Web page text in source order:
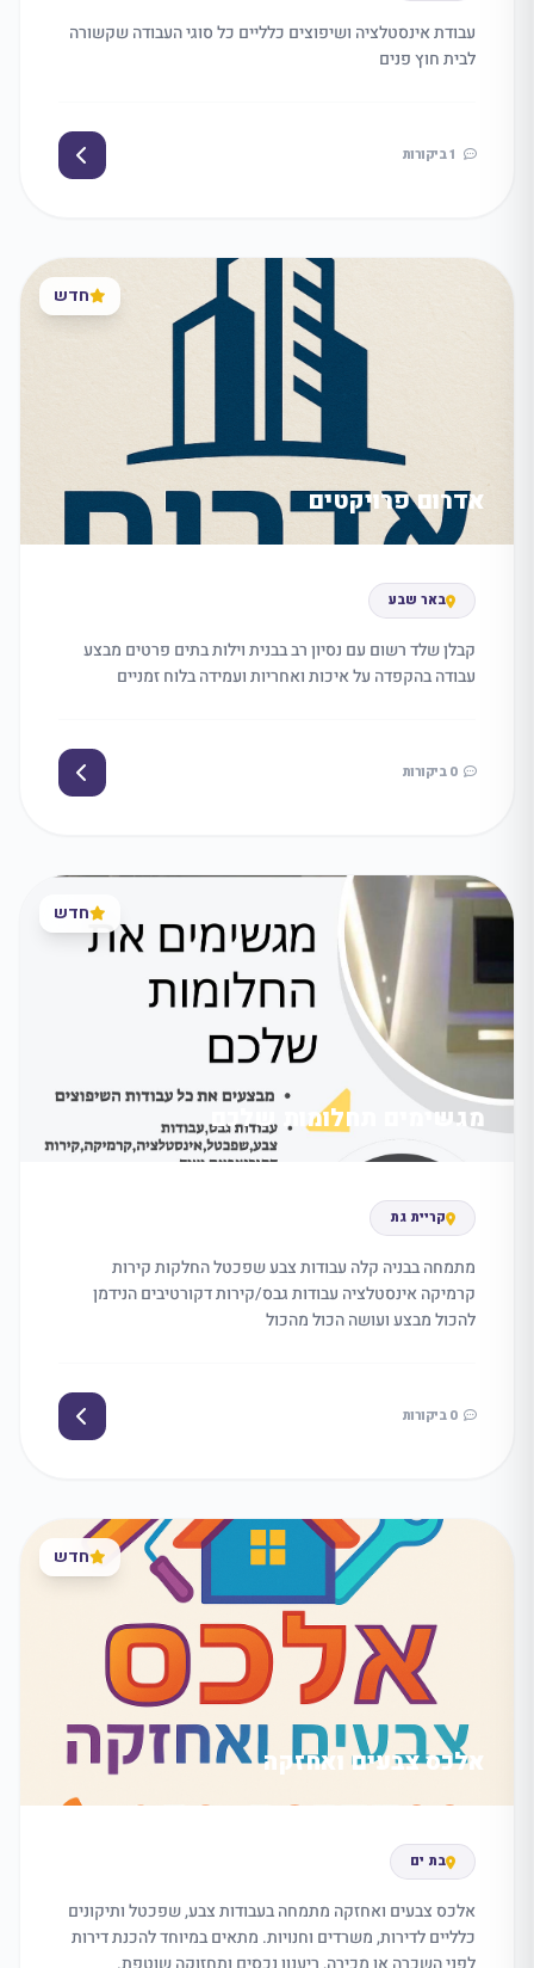
עבודת אינסטלציה ושיפוצים כלליים כל סוגי העבודה שקשורה
לבית חוץ פנים
חדש
אדרום פרויקטים
באר שבע
קבלן שלד רשום עם נסיון רב בבנית וילות בתים פרטים מבצע
עבודה בהקפדה על איכות ואחריות ועמידה בלוח זמניים
0 ביקורות
חדש
מגשימים תחלומות שלכם
קריית גת
מתמחה בבניה קלה עבודות צבע שפכטל החלקות קירות
קרמיקה אינסטלציה עבודות גבס/קירות דקורטיבים הנידמן
להכול מבצע ועושה הכול מהכול
0 ביקורות
חדש
אלכס צבעים ואחזקה
בת ים
אלכס צבעים ואחזקה מתמחה בעבודות צבע, שפכטל ותיקונים
כלליים לדירות, משרדים וחנויות. מתאים במיוחד להכנת דירות